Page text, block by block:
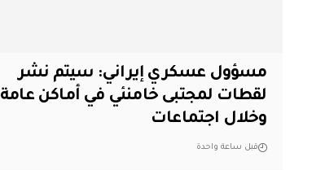
مسؤول عسكري إيراني: سيتم نشر
لقطات لمجتبى خامنئي في أماكن عامة
وخلال اجتماعات
قبل ساعة واحدة